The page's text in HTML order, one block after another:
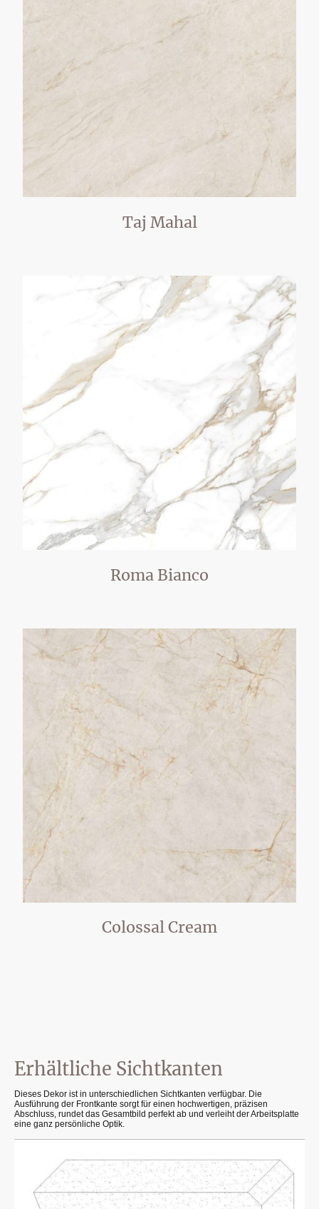
Taj Mahal
Roma Bianco
Colossal Cream
Erhältliche Sichtkanten
Dieses Dekor ist in unterschiedlichen Sichtkanten verfügbar. Die
Ausführung der Frontkante sorgt für einen hochwertigen, präzisen
Abschluss, rundet das Gesamtbild perfekt ab und verleiht der Arbeitsplatte
eine ganz persönliche Optik.